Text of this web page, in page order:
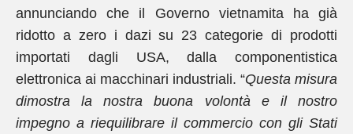
annunciando che il Governo vietnamita ha già
ridotto a zero i dazi su 23 categorie di prodotti
importati dagli USA, dalla componentistica
elettronica ai macchinari industriali. “Questa misura
dimostra la nostra buona volontà e il nostro
impegno a riequilibrare il commercio con gli Stati